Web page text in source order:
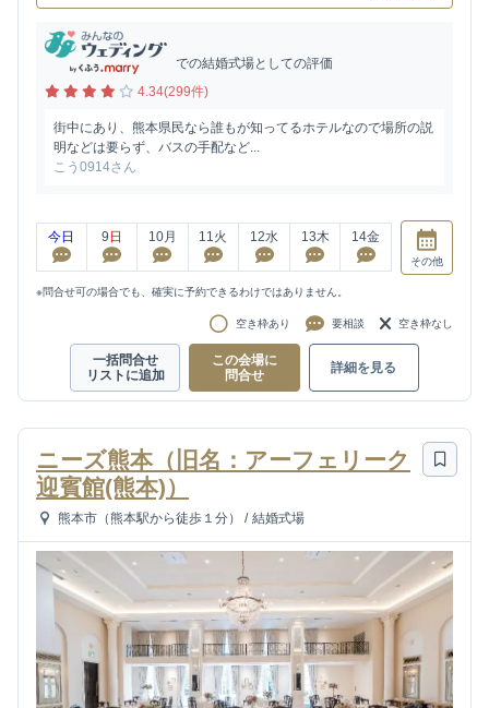
での結婚式場としての評価
4.34(299件)
街中にあり、熊本県民なら誰もが知ってるホテルなので場所の説
明などは要らず、バスの手配など...
こう0914さん
今日 9 日 10月 11火 12水 13木 14金
その他
※問合せ可の場合でも、確実に予約できるわけではありません。
空き枠あり 要相談 空き枠なし
一括問合せ
リストに追加
この会場に
問合せ
詳細を見る
ニーズ熊本（旧名：アーフェリーク
迎賓館(熊本)）
熊本市（熊本駅から徒歩１分） / 結婚式場